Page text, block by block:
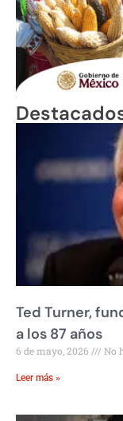
Ted Turner,
a los 87 años
6 de mayo, 2026 No
Leer más »